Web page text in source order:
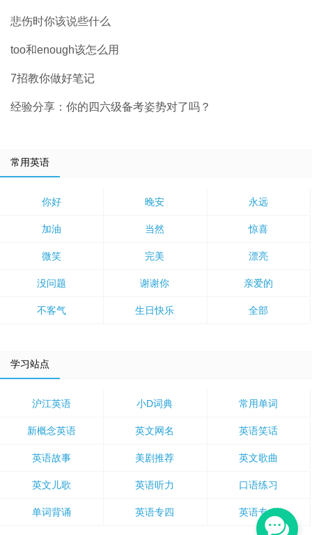
悲伤时你该说些什么
too和enough该怎么用
7招教你做好笔记
经验分享：你的四六级备考姿势对了吗？
常用英语
你好 晚安 永远
加油 当然 惊喜
微笑 完美 漂亮
没问题 谢谢你 亲爱的
不客气 生日快乐 全部
学习站点
沪江英语 小D词典 常用单词
新概念英语 英文网名 英语笑话
英语故事 美剧推荐 英文歌曲
英文儿歌 英语听力 口语练习
单词背诵 英语专四 英语专八